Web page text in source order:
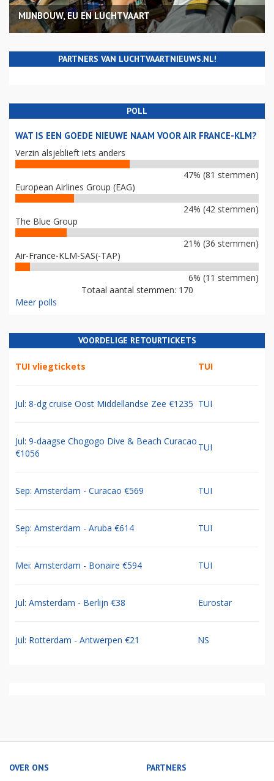
MIJNBOUW, EU EN LUCHTVAART
PARTNERS VAN LUCHTVAARTNIEUWS.NL!
POLL
WAT IS EEN GOEDE NIEUWE NAAM VOOR AIR FRANCE-KLM?
Verzin alsjeblieft iets anders
47% (81 stemmen)
European Airlines Group (EAG)
24% (42 stemmen)
The Blue Group
21% (36 stemmen)
Air-France-KLM-SAS(-TAP)
6% (11 stemmen)
Totaal aantal stemmen: 170
Meer polls
VOORDELIGE RETOURTICKETS
TUI vliegtickets TUI
Jul: 8-dg cruise Oost Middellandse Zee €1235 TUI
Jul: 9-daagse Chogogo Dive & Beach Curacao
€1056
TUI
Sep: Amsterdam - Curacao €569 TUI
Sep: Amsterdam - Aruba €614 TUI
Mei: Amsterdam - Bonaire €594 TUI
Jul: Amsterdam - Berlijn €38 Eurostar
Jul: Rotterdam - Antwerpen €21 NS
OVER ONS PARTNERS